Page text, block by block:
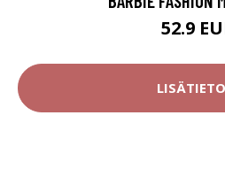
52.9